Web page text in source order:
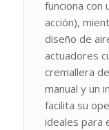
funciona con
acción),
diseño de
actuadores
cremallera
manual y un
facilita su
ideales para